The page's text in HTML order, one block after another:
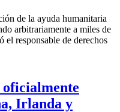
de la ayuda humanitaria
arbitrariamente a miles de
el responsable de derechos
oficialmente
Irlanda y